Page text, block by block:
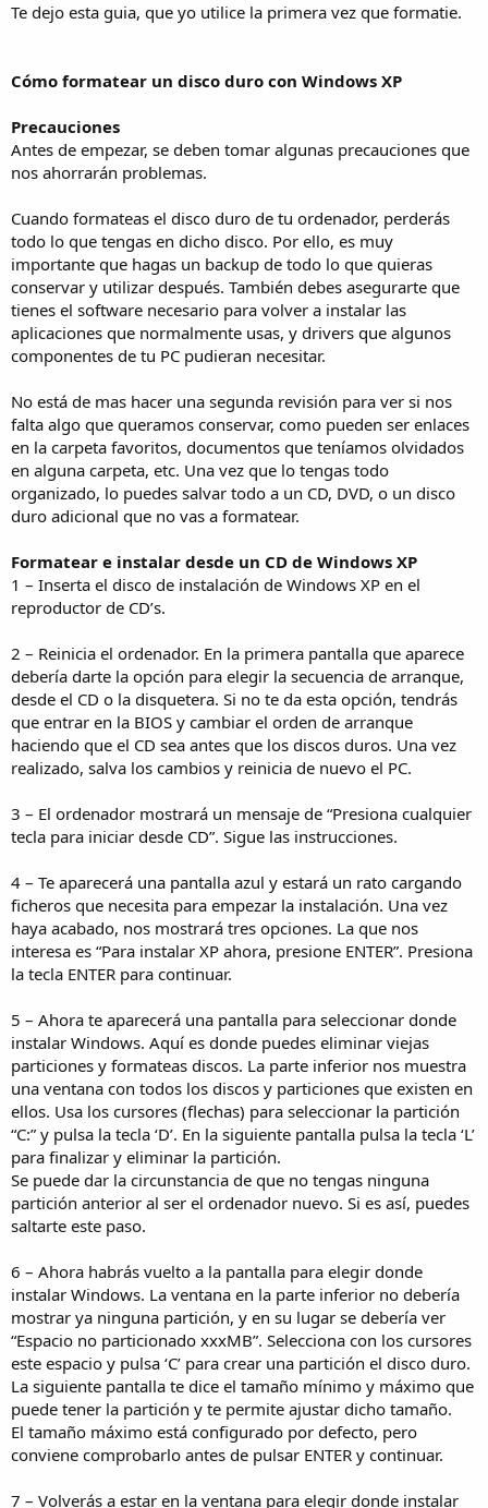
Te dejo esta guia, que yo utilice la primera vez que formatie.
Cómo formatear un disco duro con Windows XP
Precauciones
Antes de empezar, se deben tomar algunas precauciones que
nos ahorrarán problemas.
Cuando formateas el disco duro de tu ordenador, perderás
todo lo que tengas en dicho disco. Por ello, es muy
importante que hagas un backup de todo lo que quieras
conservar y utilizar después. También debes asegurarte que
tienes el software necesario para volver a instalar las
aplicaciones que normalmente usas, y drivers que algunos
componentes de tu PC pudieran necesitar.
No está de mas hacer una segunda revisión para ver si nos
falta algo que queramos conservar, como pueden ser enlaces
en la carpeta favoritos, documentos que teníamos olvidados
en alguna carpeta, etc. Una vez que lo tengas todo
organizado, lo puedes salvar todo a un CD, DVD, o un disco
duro adicional que no vas a formatear.
Formatear e instalar desde un CD de Windows XP
1 – Inserta el disco de instalación de Windows XP en el
reproductor de CD’s.
2 – Reinicia el ordenador. En la primera pantalla que aparece
debería darte la opción para elegir la secuencia de arranque,
desde el CD o la disquetera. Si no te da esta opción, tendrás
que entrar en la BIOS y cambiar el orden de arranque
haciendo que el CD sea antes que los discos duros. Una vez
realizado, salva los cambios y reinicia de nuevo el PC.
3 – El ordenador mostrará un mensaje de “Presiona cualquier
tecla para iniciar desde CD”. Sigue las instrucciones.
4 – Te aparecerá una pantalla azul y estará un rato cargando
ficheros que necesita para empezar la instalación. Una vez
haya acabado, nos mostrará tres opciones. La que nos
interesa es “Para instalar XP ahora, presione ENTER”. Presiona
la tecla ENTER para continuar.
5 – Ahora te aparecerá una pantalla para seleccionar donde
instalar Windows. Aquí es donde puedes eliminar viejas
particiones y formateas discos. La parte inferior nos muestra
una ventana con todos los discos y particiones que existen en
ellos. Usa los cursores (flechas) para seleccionar la partición
“C:” y pulsa la tecla ‘D’. En la siguiente pantalla pulsa la tecla ‘L’
para finalizar y eliminar la partición.
Se puede dar la circunstancia de que no tengas ninguna
partición anterior al ser el ordenador nuevo. Si es así, puedes
saltarte este paso.
6 – Ahora habrás vuelto a la pantalla para elegir donde
instalar Windows. La ventana en la parte inferior no debería
mostrar ya ninguna partición, y en su lugar se debería ver
“Espacio no particionado xxxMB”. Selecciona con los cursores
este espacio y pulsa ‘C’ para crear una partición el disco duro.
La siguiente pantalla te dice el tamaño mínimo y máximo que
puede tener la partición y te permite ajustar dicho tamaño.
El tamaño máximo está configurado por defecto, pero
conviene comprobarlo antes de pulsar ENTER y continuar.
7 – Volverás a estar en la ventana para elegir donde instalar